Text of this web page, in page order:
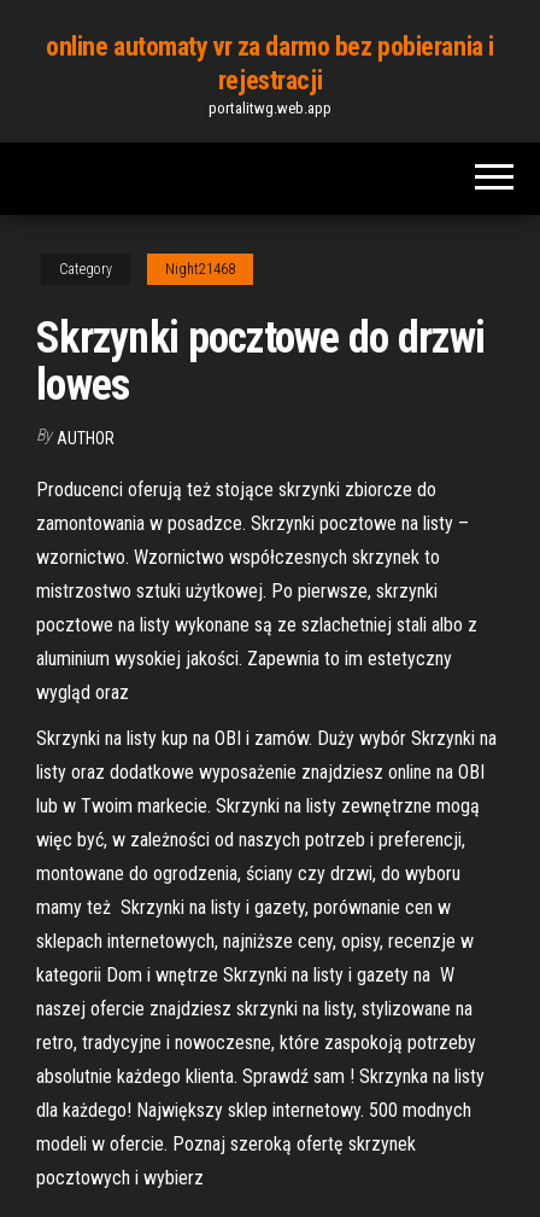
online automaty vr za darmo bez pobierania i
rejestracji
portalitwg.web.app
Category Night21468
Skrzynki pocztowe do drzwi
lowes
By AUTHOR
Producenci oferują też stojące skrzynki zbiorcze do
zamontowania w posadzce. Skrzynki pocztowe na listy –
wzornictwo. Wzornictwo współczesnych skrzynek to
mistrzostwo sztuki użytkowej. Po pierwsze, skrzynki
pocztowe na listy wykonane są ze szlachetniej stali albo z
aluminium wysokiej jakości. Zapewnia to im estetyczny
wygląd oraz
Skrzynki na listy kup na OBI i zamów. Duży wybór Skrzynki na
listy oraz dodatkowe wyposażenie znajdziesz online na OBI
lub w Twoim markecie. Skrzynki na listy zewnętrzne mogą
więc być, w zależności od naszych potrzeb i preferencji,
montowane do ogrodzenia, ściany czy drzwi, do wyboru
mamy też Skrzynki na listy i gazety, porównanie cen w
sklepach internetowych, najniższe ceny, opisy, recenzje w
kategorii Dom i wnętrze Skrzynki na listy i gazety na W
naszej ofercie znajdziesz skrzynki na listy, stylizowane na
retro, tradycyjne i nowoczesne, które zaspokoją potrzeby
absolutnie każdego klienta. Sprawdź sam ! Skrzynka na listy
dla każdego! Największy sklep internetowy. 500 modnych
modeli w ofercie. Poznaj szeroką ofertę skrzynek
pocztowych i wybierz